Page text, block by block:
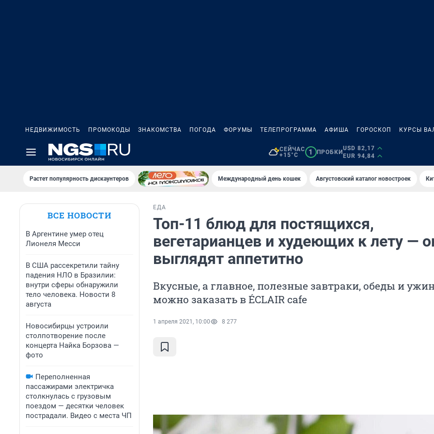
НЕДВИЖИМОСТЬ ПРОМОКОДЫ ЗНАКОМСТВА ПОГОДА ФОРУМЫ ТЕЛЕПРОГРАММА АФИША ГОРОСКОП КУРСЫ
СЕЙЧАС
+15°C
1 ПРОБКИ
USD 82,17
EUR 94,84
Растет популярность дискаунтеров Международный день кошек Августовский каталог новостроек
ВСЕ НОВОСТИ
В Аргентине умер отец
Лионеля Месси
В США рассекретили тайну
падения НЛО в Бразилии:
внутри сферы обнаружили
тело человека. Новости 8
августа
Новосибирцы устроили
столпотворение после
концерта Найка Борзова —
фото
Переполненная
пассажирами электричка
столкнулась с грузовым
поездом — десятки человек
пострадали. Видео с места ЧП
ЕДА
Топ-11 блюд для постящихся,
вегетарианцев и худеющих к лету —
выглядят аппетитно
Вкусные, а главное, полезные завтраки, обеды и
можно заказать в ÉCLAIR cafe
1 апреля 2021, 10:00 8 277